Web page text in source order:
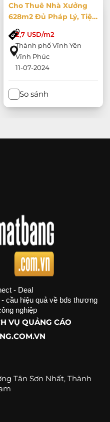
Cho Thuê Nhà Xưởng
628m2 Đủ Pháp Lý, Tiện
Ích + PCCC 70k/m KCN
Khai Quang, Vĩnh Yên
2,7 USD/m2
Thành phố Vĩnh Yên
Vĩnh Phúc
11-07-2024
So sánh
- Deal
cầu hiệu quả về bds thương
nghiệp
VỤ QUẢNG CÁO
Tân Sơn Nhất, Thành